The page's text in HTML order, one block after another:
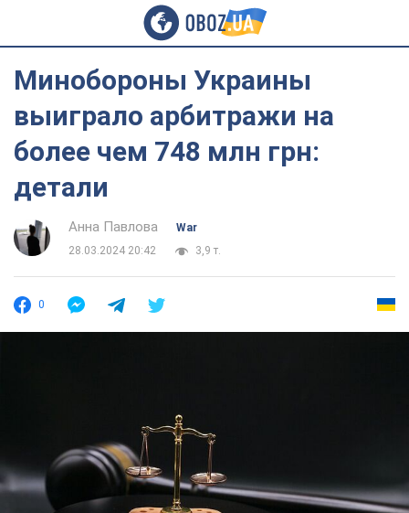
Минобороны Украины
выиграло арбитражи на
более чем 748 млн грн:
детали
Анна Павлова
War
28.03.2024 20:42
3,9 т.
0